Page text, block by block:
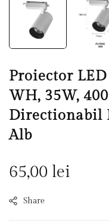
Proiector
WH, 35W,
Directionabil
Alb
Pret
Normal
65,00 lei
Share